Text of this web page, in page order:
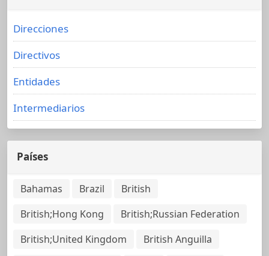
Direcciones
Directivos
Entidades
Intermediarios
Países
Bahamas Brazil
British
British;Hong Kong
British;Russian Federation
British;United Kingdom
British Anguilla